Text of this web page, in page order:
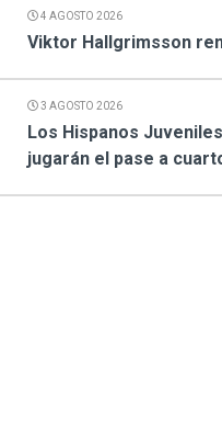
4 AGOSTO 2026
Viktor Hallgrimsson
3 AGOSTO 2026
Los Hispanos
jugarán el pase a